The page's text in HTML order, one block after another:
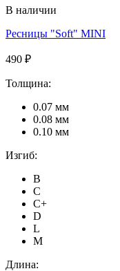
В наличии
Ресницы "Soft" MINI
490 ₽
Толщина:
0.07 мм
0.08 мм
0.10 мм
Изгиб:
B
C
C+
D
L
M
Длина: